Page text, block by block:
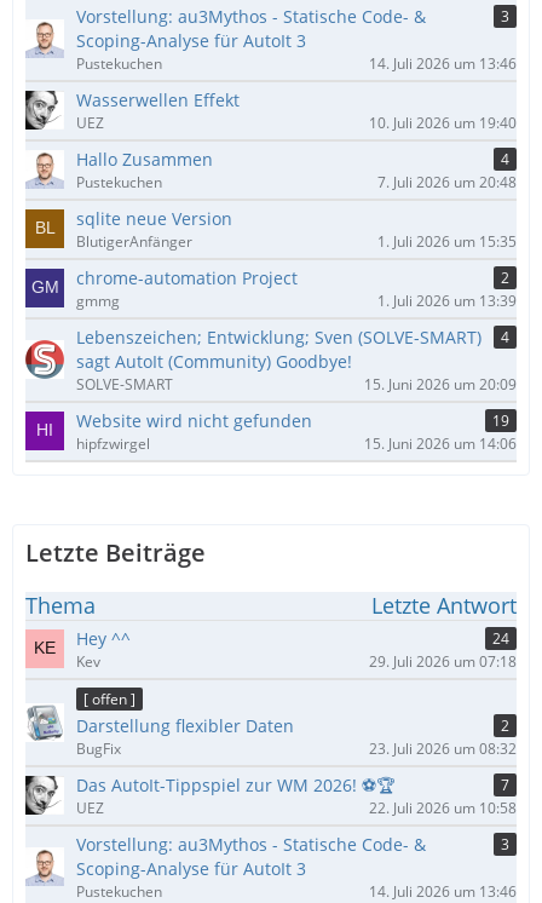
Vorstellung: au3Mythos - Statische Code- &
Scoping-Analyse für AutoIt 3
3
Pustekuchen 14. Juli 2026 um 13:46
Wasserwellen Effekt
UEZ 10. Juli 2026 um 19:40
Hallo Zusammen
4
Pustekuchen
7. Juli 2026 um 20:48
sqlite neue Version
BlutigerAnfänger 1. Juli 2026 um 15:35
chrome-automation Project
2
gmmg
1. Juli 2026 um 13:39
Lebenszeichen; Entwicklung; Sven (SOLVE-SMART)
sagt AutoIt (Community) Goodbye!
4
SOLVE-SMART 15. Juni 2026 um 20:09
Website wird nicht gefunden
19
hipfzwirgel
15. Juni 2026 um 14:06
Letzte Beiträge
Thema Letzte Antwort
Hey ^^
24
Kev
29. Juli 2026 um 07:18
[ offen ]
Darstellung flexibler Daten
2
BugFix
23. Juli 2026 um 08:32
Das AutoIt-Tippspiel zur WM 2026! ⚽🏆
7
UEZ
22. Juli 2026 um 10:58
Vorstellung: au3Mythos - Statische Code- &
Scoping-Analyse für AutoIt 3
3
Pustekuchen 14. Juli 2026 um 13:46